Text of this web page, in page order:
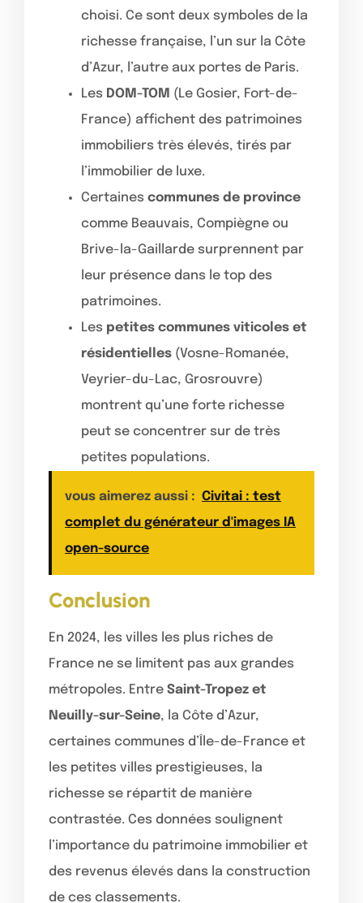
choisi. Ce sont deux symboles de la
richesse française, l’un sur la Côte
d’Azur, l’autre aux portes de Paris.
Les DOM-TOM (Le Gosier, Fort-de-
France) affichent des patrimoines
immobiliers très élevés, tirés par
l’immobilier de luxe.
Certaines communes de province
comme Beauvais, Compiègne ou
Brive-la-Gaillarde surprennent par
leur présence dans le top des
patrimoines.
Les petites communes viticoles et
résidentielles (Vosne-Romanée,
Veyrier-du-Lac, Grosrouvre)
montrent qu’une forte richesse
peut se concentrer sur de très
petites populations.
vous aimerez aussi : Civitai : test
complet du générateur d'images IA
open-source
Conclusion
En 2024, les villes les plus riches de
France ne se limitent pas aux grandes
métropoles. Entre Saint-Tropez et
Neuilly-sur-Seine, la Côte d’Azur,
certaines communes d’Île-de-France et
les petites villes prestigieuses, la
richesse se répartit de manière
contrastée. Ces données soulignent
l’importance du patrimoine immobilier et
des revenus élevés dans la construction
de ces classements.